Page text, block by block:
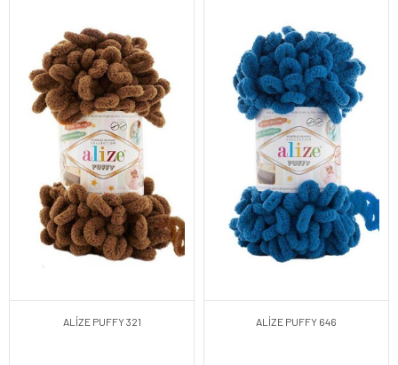
ALİZE PUFFY 321 ALİZE PUFFY 646